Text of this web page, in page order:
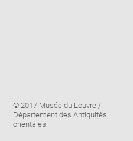
Image
caption:
© 2017 Musée du Louvre /
Département des Antiquités
orientales